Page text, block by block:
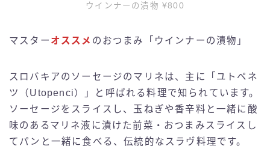
ウインナーの漬物 ¥800
マスター オススメ のおつまみ「ウインナーの漬物」
スロバキアのソーセージのマリネは、主に「ユトペネ
ツ（Utopenci）」と呼ばれる料理で知られています。
ソーセージをスライスし、玉ねぎや香辛料と一緒に酸
味のあるマリネ液に漬けた前菜・おつまみスライスし
てパンと一緒に食べる、伝統的なスラヴ料理です。